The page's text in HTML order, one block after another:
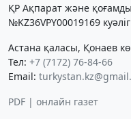
ҚР Ақпарат және
№KZ36VPY00019169
Астана қаласы, Қонаев
Тел: +7 (7172) 76-84-66
Email:
PDF | онлайн газет